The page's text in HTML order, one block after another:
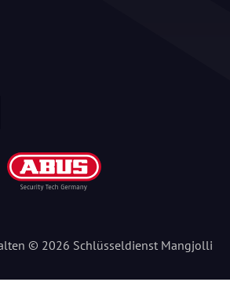
© 2026 Schlüsseldienst Mangjolli